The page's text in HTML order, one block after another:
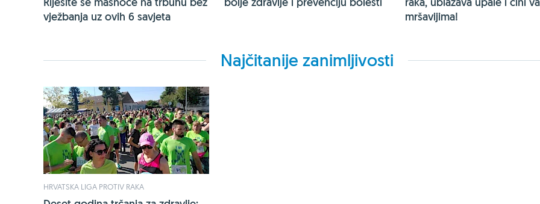
vježbanja uz ovih 6 savjeta
mršavijima!
Najčitanije zanimljivosti
HRVATSKA LIGA PROTIV RAKA